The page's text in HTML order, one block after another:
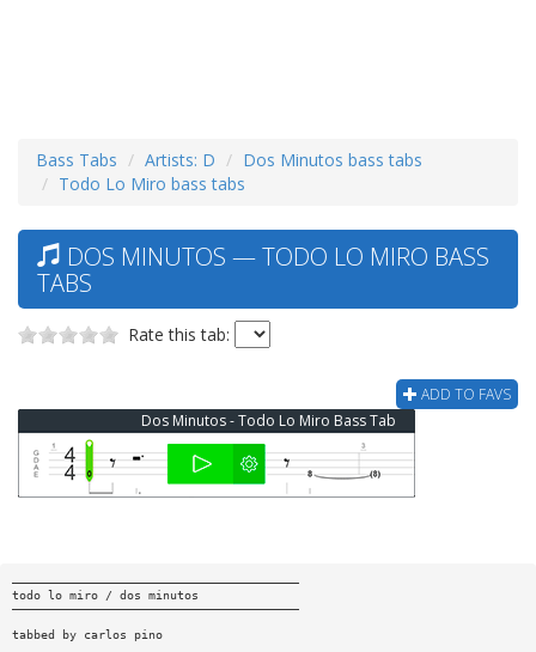
Bass Tabs Artists: D
Dos Minutos bass tabs
Todo Lo Miro bass tabs
DOS MINUTOS — TODO LO MIRO BASS
TABS
Rate this tab:
ADD TO FAVS
Dos Minutos - Todo Lo Miro Bass Tab
————————————————————————————————————————
todo lo miro / dos minutos
————————————————————————————————————————
tabbed by carlos pino